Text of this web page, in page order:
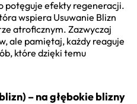
potęguje efekty regeneracji.
wspiera Usuwanie Blizn
atroficznym. Zazwyczaj
ale pamiętaj, każdy reaguje
które dzięki temu
– na głębokie blizny